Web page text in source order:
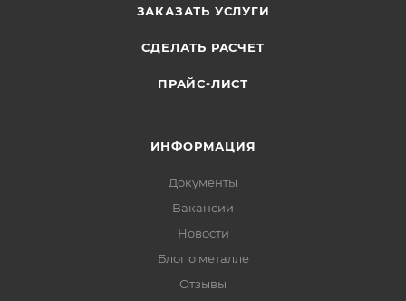
ЗАКАЗАТЬ УСЛУГИ
СДЕЛАТЬ РАСЧЕТ
ПРАЙС-ЛИСТ
ИНФОРМАЦИЯ
Документы
Вакансии
Новости
Блог о металле
Отзывы